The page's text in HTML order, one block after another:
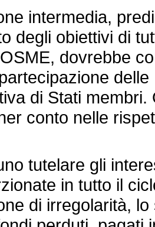
intermedia,
degli obiettivi di
dovrebbe
di Stati
conto nelle
tutelare gli
in tutto il
di irregolarità,